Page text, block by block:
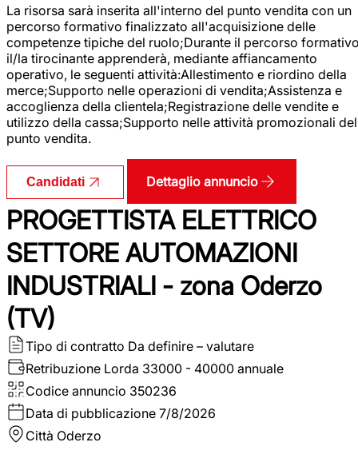
La risorsa sarà inserita all'interno del punto vendita con un
percorso formativo finalizzato all'acquisizione delle
competenze tipiche del ruolo;Durante il percorso
il/la tirocinante apprenderà, mediante affiancamento
operativo, le seguenti attività:Allestimento e riordino della
merce;Supporto nelle operazioni di vendita;Assistenza e
accoglienza della clientela;Registrazione delle vendite e
utilizzo della cassa;Supporto nelle attività promozionali del
punto vendita.
Candidati Dettaglio annuncio
PROGETTISTA ELETTRICO
SETTORE AUTOMAZIONI
INDUSTRIALI - zona Oderzo
(TV)
Tipo di contratto Da definire – valutare
Retribuzione Lorda 33000 - 40000 annuale
Codice annuncio 350236
Data di pubblicazione 7/8/2026
Città Oderzo